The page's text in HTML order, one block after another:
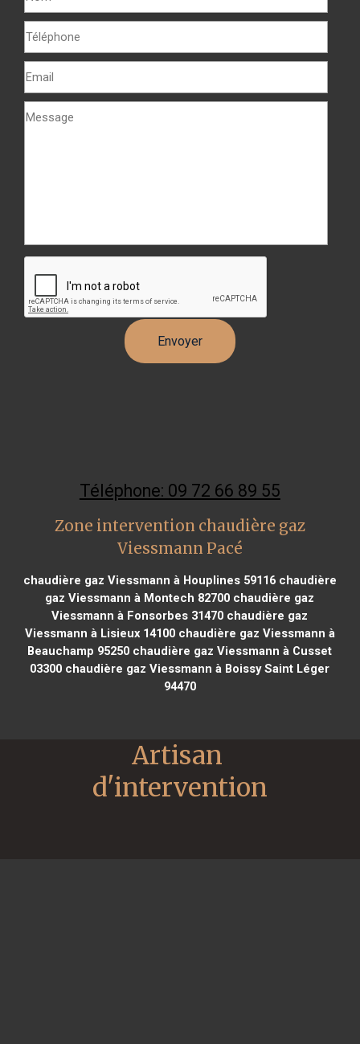
Téléphone: 09 72 66 89 55
Zone intervention chaudière gaz
Viessmann Pacé
chaudière gaz Viessmann à Houplines 59116chaudière
gaz Viessmann à Montech 82700 chaudière gaz
Viessmann à Fonsorbes 31470 chaudière gaz
Viessmann à Lisieux 14100chaudière gaz Viessmann à
Beauchamp 95250 chaudière gaz Viessmann à Cusset
03300 chaudière gaz Viessmann à Boissy Saint Léger
94470
Artisan
d'intervention